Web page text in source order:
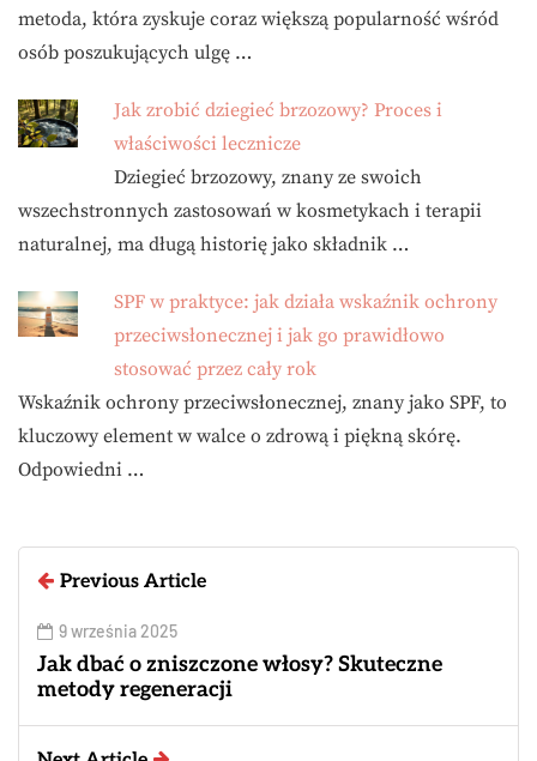
metoda, która zyskuje coraz większą popularność wśród
osób poszukujących ulgę …
Jak zrobić dziegieć brzozowy? Proces i
właściwości lecznicze
Dziegieć brzozowy, znany ze swoich
wszechstronnych zastosowań w kosmetykach i terapii
naturalnej, ma długą historię jako składnik …
SPF w praktyce: jak działa wskaźnik ochrony
przeciwsłonecznej i jak go prawidłowo
stosować przez cały rok
Wskaźnik ochrony przeciwsłonecznej, znany jako SPF, to
kluczowy element w walce o zdrową i piękną skórę.
Odpowiedni …
Previous Article
9 września 2025
Jak dbać o zniszczone włosy? Skuteczne
metody regeneracji